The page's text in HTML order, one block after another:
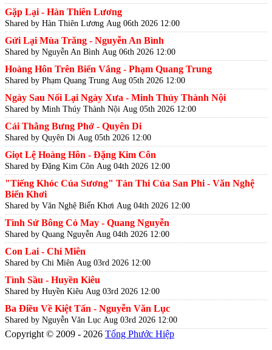
Gặp Lại - Hàn Thiên Lương
Shared by Hàn Thiên Lương Aug 06th 2026 12:00
Gửi Lại Mùa Trăng - Nguyễn An Bình
Shared by Nguyễn An Bình Aug 06th 2026 12:00
Hoàng Hôn Trên Biển Vắng - Phạm Quang Trung
Shared by Phạm Quang Trung Aug 05th 2026 12:00
Ngày Sau Nối Lại Ngày Xưa - Minh Thúy Thành Nội
Shared by Minh Thúy Thành Nội Aug 05th 2026 12:00
Cái Thằng Bưng Phở - Quyên Di
Shared by Quyên Di Aug 05th 2026 12:00
Giọt Lệ Hoàng Hôn - Đặng Kim Côn
Shared by Đặng Kim Côn Aug 04th 2026 12:00
"Tiếng Khóc Của Sương" Tản Thi Của San Phi - Văn Nghệ
Biển Khơi
Shared by Văn Nghệ Biển Khơi Aug 04th 2026 12:00
Tình Sử Bông Cỏ May - Quang Nguyễn
Shared by Quang Nguyễn Aug 04th 2026 12:00
Con Lai - Chi Miên
Shared by Chi Miên Aug 03rd 2026 12:00
Tình Sầu - Huyền Kiêu
Shared by Huyền Kiêu Aug 03rd 2026 12:00
Ba Điều Về Kiệt Tấn - Nguyễn Văn Lục
Shared by Nguyễn Văn Lục Aug 03rd 2026 12:00
Copyright © 2009 - 2026 Tống Phước Hiệp